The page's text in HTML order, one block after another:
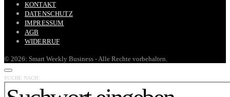
KONTAKT
DATENSCHUTZ
IMPRESSUM
AGB
WIDERRUF
© 2026: Smart Weekly Business - Alle Rechte vorbehalten.
SUCHE NACH: